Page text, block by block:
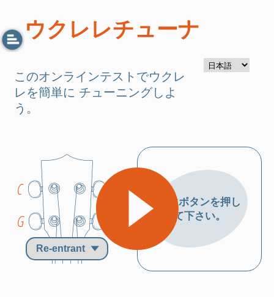
ウクレレチューナ
このオンラインテストでウクレ
レを簡単に チューニングしよ
う。
再生ボタンを押し
て下さい。